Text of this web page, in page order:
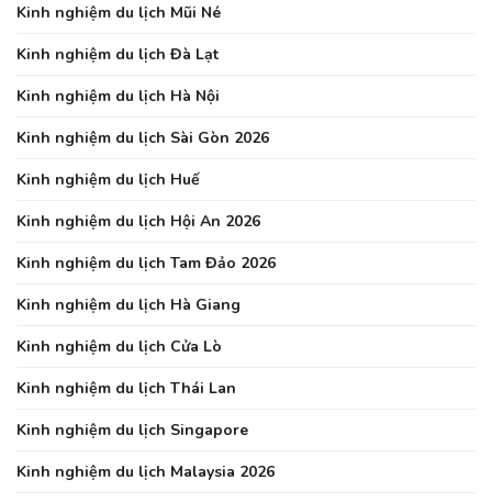
Kinh nghiệm du lịch Mũi Né
Kinh nghiệm du lịch Đà Lạt
Kinh nghiệm du lịch Hà Nội
Kinh nghiệm du lịch Sài Gòn 2026
Kinh nghiệm du lịch Huế
Kinh nghiệm du lịch Hội An 2026
Kinh nghiệm du lịch Tam Đảo 2026
Kinh nghiệm du lịch Hà Giang
Kinh nghiệm du lịch Cửa Lò
Kinh nghiệm du lịch Thái Lan
Kinh nghiệm du lịch Singapore
Kinh nghiệm du lịch Malaysia 2026